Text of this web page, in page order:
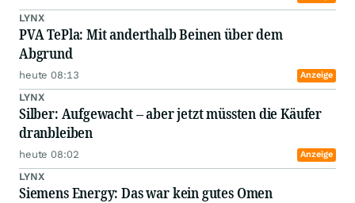
LYNX
PVA TePla: Mit anderthalb Beinen über dem
Abgrund
heute 08:13 Anzeige
LYNX
Silber: Aufgewacht – aber jetzt müssten die Käufer
dranbleiben
heute 08:02 Anzeige
LYNX
Siemens Energy: Das war kein gutes Omen